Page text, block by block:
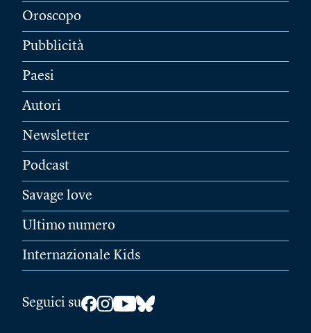
Oroscopo
Pubblicità
Paesi
Autori
Newsletter
Podcast
Savage love
Ultimo numero
Internazionale Kids
Seguici su